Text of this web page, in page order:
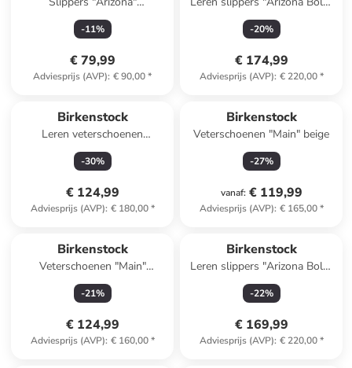
donkerblauw - wijdte N
-11%
€ 79,99
Adviesprijs (AVP): € 90,00*
bruin
-20%
€ 174,99
Adviesprijs (AVP): € 220,00*
Birkenstock
Leren veterschoenen
"Highwood" zwart - wijdte S
-30%
€ 124,99
Adviesprijs (AVP): € 180,00*
Birkenstock
Veterschoenen "Main" beige
-27%
vanaf: € 119,99
Adviesprijs (AVP): € 165,00*
Birkenstock
Veterschoenen "Main"
antraciet
-21%
€ 124,99
Adviesprijs (AVP): € 160,00*
Birkenstock
Leren slippers "Arizona Bold"
zwart
-22%
€ 169,99
Adviesprijs (AVP): € 220,00*